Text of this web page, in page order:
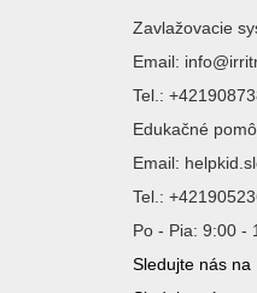
Zavlažovacie
Email:
Tel.:
Edukačné
Email:
Tel.:
Po - Pia: 9:00 -
Sledujte nás na